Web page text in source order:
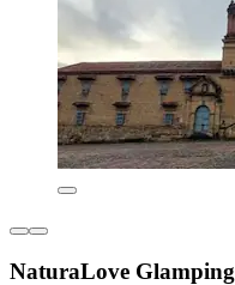
NaturaLove Glamping